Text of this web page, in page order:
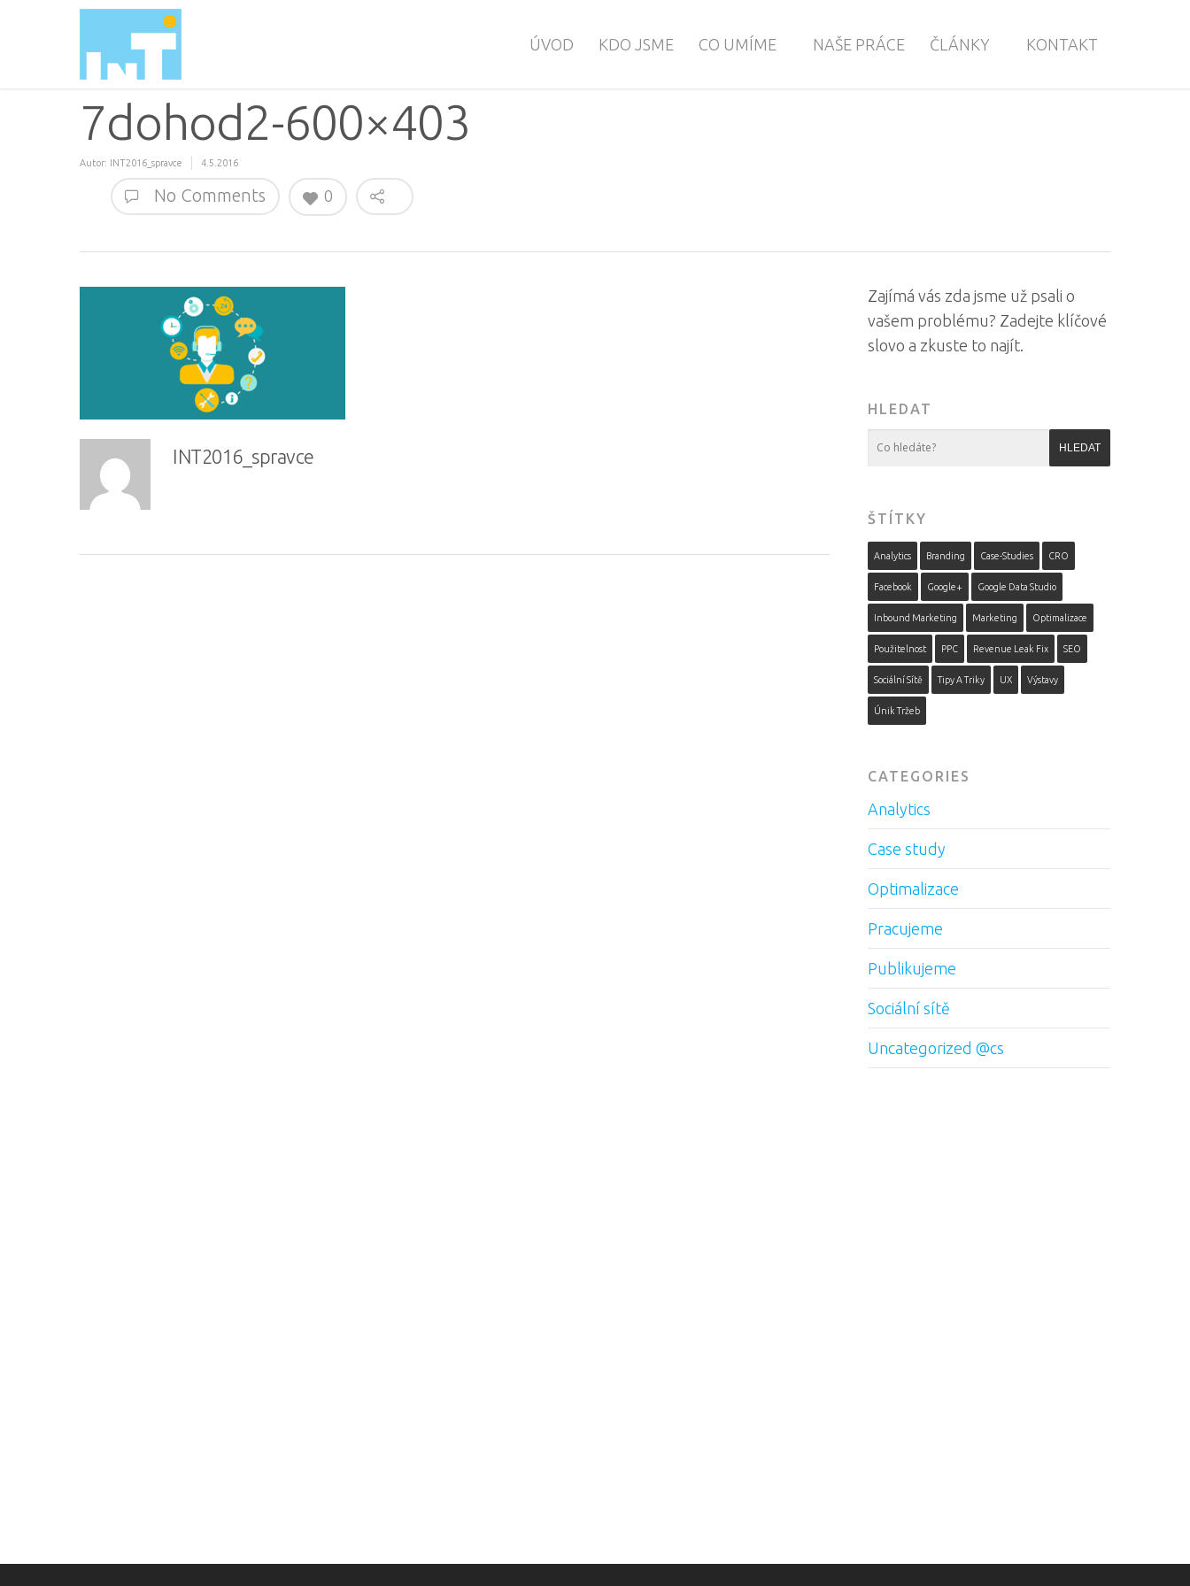
ÚVOD KDO JSME CO UMÍME NAŠE PRÁCE ČLÁNKY KONTAKT
7dohod2-600×403
Autor: INT2016_spravce 4.5.2016
No Comments 0
INT2016_spravce
Zajímá vás zda jsme už psali o
vašem problému? Zadejte klíčové
slovo a zkuste to najít.
HLEDAT
ŠTÍTKY
Analytics Branding Case-Studies CRO
Facebook Google+ Google Data Studio
Inbound Marketing Marketing Optimalizace
Použitelnost PPC Revenue Leak Fix SEO
Sociální Sítě Tipy A Triky UX Výstavy
Únik Tržeb
CATEGORIES
Analytics
Case study
Optimalizace
Pracujeme
Publikujeme
Sociální sítě
Uncategorized @cs